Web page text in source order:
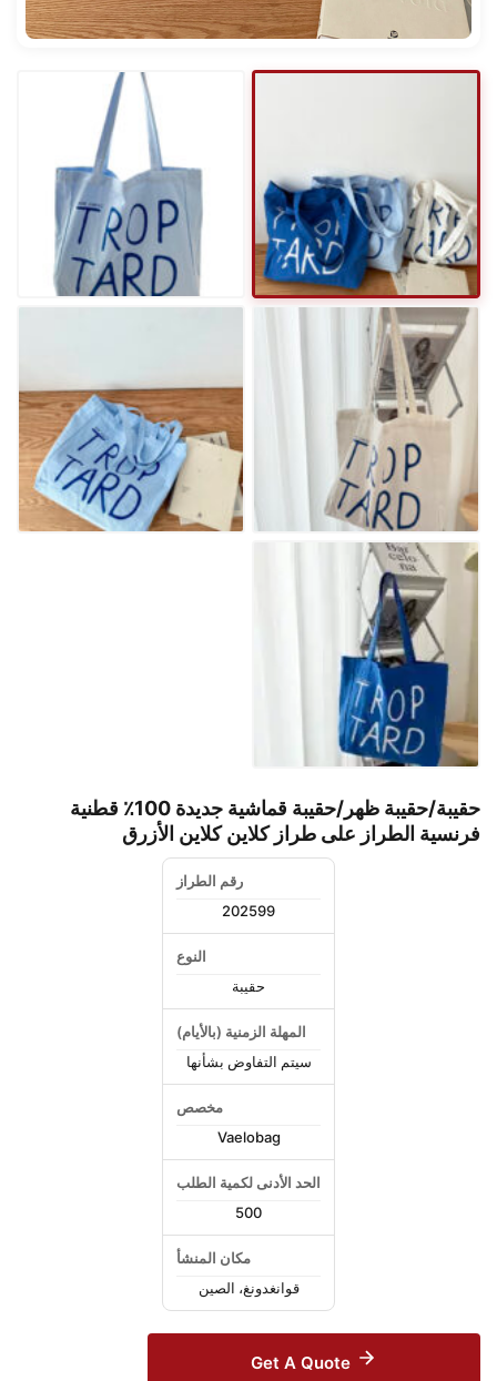
حقيبة/حقيبة ظهر/حقيبة قماشية جديدة 100٪ قطنية
فرنسية الطراز على طراز كلاين كلاين الأزرق
رقم الطراز
202599
النوع
حقيبة
المهلة الزمنية (بالأيام)
سيتم التفاوض بشأنها
مخصص
Vaelobag
الحد الأدنى لكمية الطلب
500
مكان المنشأ
قوانغدونغ، الصين
Get A Quote